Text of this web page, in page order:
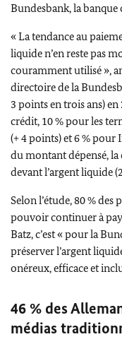
Bundesbank, la
« La tendance au
liquide n’en reste pas
couramment utilisé »,
directoire de la
3 points en trois ans)
crédit, 10 % pour les
(+ 4 points) et 6 % pour
du montant dépensé, la
devant l’argent liquide
Selon l’étude, 80 %
pouvoir continuer à
Batz, c’est « pour la
préserver l’argent
onéreux, efficace et
46 % des
médias